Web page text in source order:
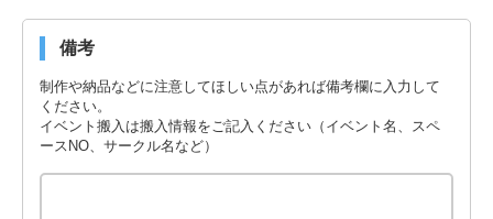
備考
制作や納品などに注意してほしい点があれば備考欄に入力して
ください。
イベント搬入は搬入情報をご記入ください（イベント名、スペ
ースNO、サークル名など）